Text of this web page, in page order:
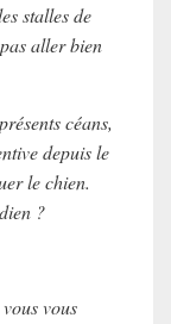
stalles de
aller bien
céans,
depuis le
le chien.
?
vous